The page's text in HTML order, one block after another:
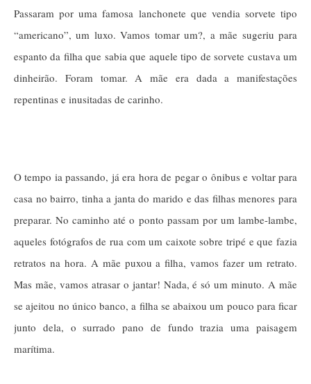
Passaram por uma famosa lanchonete que vendia sorvete tipo
“americano”, um luxo. Vamos tomar um?, a mãe sugeriu para
espanto da filha que sabia que aquele tipo de sorvete custava um
dinheirão. Foram tomar. A mãe era dada a manifestações
repentinas e inusitadas de carinho.
O tempo ia passando, já era hora de pegar o ônibus e voltar para
casa no bairro, tinha a janta do marido e das filhas menores para
preparar. No caminho até o ponto passam por um lambe-lambe,
aqueles fotógrafos de rua com um caixote sobre tripé e que fazia
retratos na hora. A mãe puxou a filha, vamos fazer um retrato.
Mas mãe, vamos atrasar o jantar! Nada, é só um minuto. A mãe
se ajeitou no único banco, a filha se abaixou um pouco para ficar
junto dela, o surrado pano de fundo trazia uma paisagem
marítima.